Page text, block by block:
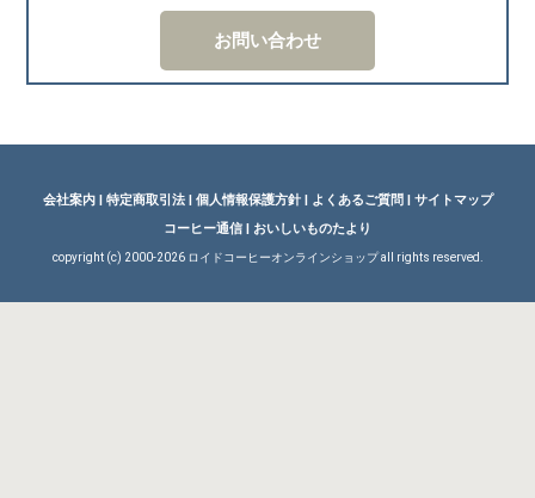
お問い合わせ
会社案内 特定商取引法 個人情報保護方針 よくあるご質問
サイトマップ
コーヒー通信
おいしいものたより
copyright (c) 2000-2026 ロイドコーヒーオンラインショップ all rights reserved.